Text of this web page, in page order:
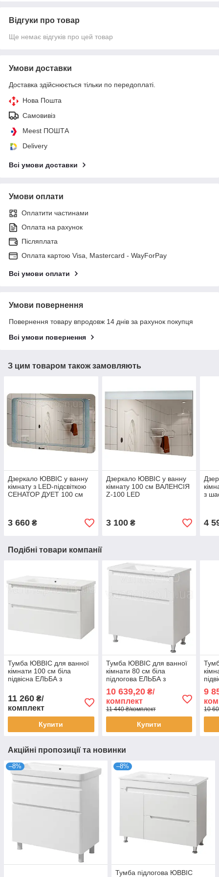
Відгуки про товар
Ще немає відгуків про цей товар
Умови доставки
Доставка здійснюється тільки по передоплаті.
Нова Пошта
Самовивіз
Meest ПОШТА
Delivery
Всі умови доставки
Умови оплати
Оплатити частинами
Оплата на рахунок
Післяплата
Оплата картою Visa, Mastercard - WayForPay
Всі умови оплати
Умови повернення
Повернення товару впродовж 14 днів за рахунок покупця
Всі умови повернення
З цим товаром також замовляють
Дзеркало ЮВВІС у ванну
кімнату з LED-підсвіткою
СЕНАТОР ДУЕТ 100 см
3 660 ₴
Дзеркало ЮВВІС у ванну
кімнату 100 см ВАЛЕНСІЯ
Z-100 LED
3 100₴
з
4
Подібні товари компанії
Тумба ЮВВІС для ванної
кімнати 100 см біла
підвісна ЕЛЬБА з
11 260 ₴/
комплект
Купити
Тумба ЮВВІС для ванної
кімнати 80 см біла
підлогова ЕЛЬБА з
10 639,20₴/
комплект
11 440 ₴/комплект
Купити
9
10
Акційні пропозиції та новинки
–8% –8%
Тумба підлогова ЮВВІС